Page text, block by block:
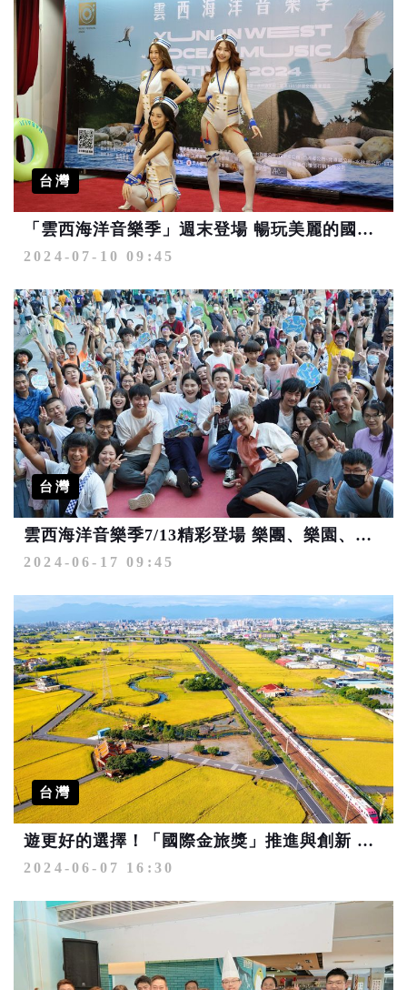
台灣
「雲西海洋音樂季」週末登場 暢玩美麗的國境之西
2024-07-10 09:45
台灣
雲西海洋音樂季7/13精彩登場 樂團、樂園、水上活動同場樂翻天
2024-06-17 09:45
台灣
遊更好的選擇！「國際金旅獎」推進與創新 來一場有質感的國內旅遊（上）
2024-06-07 16:30